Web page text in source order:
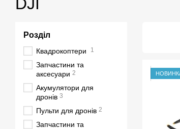
Розділ
Квадрокоптери 1
Запчастини та
аксесуари 2
Акумулятори для
дронів 3
Пульти для дронів 2
Запчастини та